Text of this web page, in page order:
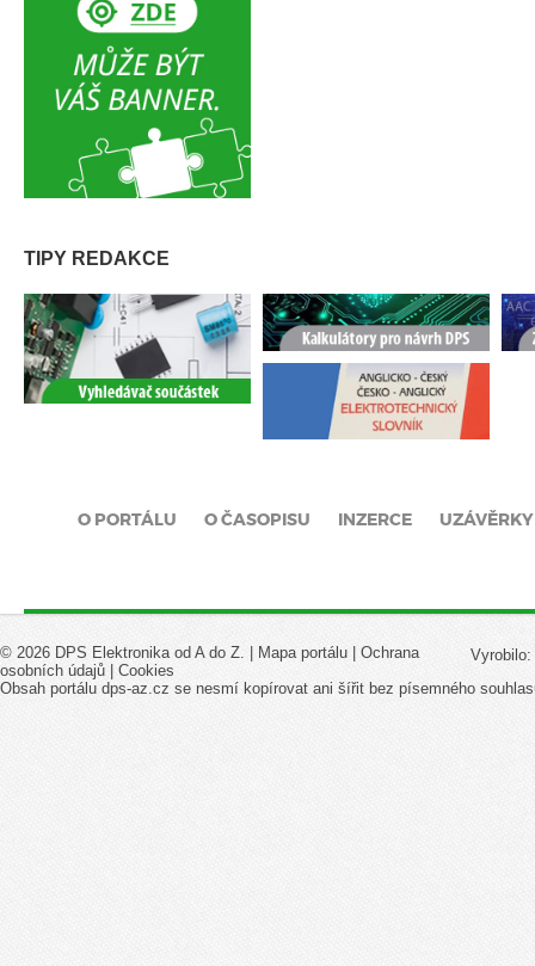
TIPY REDAKCE
O PORTÁLU O ČASOPISU INZERCE UZÁVĚRKY
Vyrobilo:
© 2026 DPS Elektronika od A do Z. | Mapa portálu
Ochrana
osobních údajů
Cookies
Obsah portálu dps-az.cz se nesmí kopírovat ani šířit bez písemného